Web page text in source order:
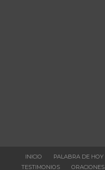
INICIO PALABRA DE HOY
TESTIMONIOS
ORACIONES